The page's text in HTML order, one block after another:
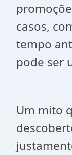
casos,
tempo
pode ser
Um mito